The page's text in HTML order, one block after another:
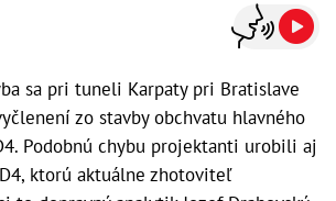
sa pri tuneli Karpaty pri Bratislave
zo stavby obchvatu hlavného
Podobnú chybu projektanti urobili aj
ktorú aktuálne zhotoviteľ